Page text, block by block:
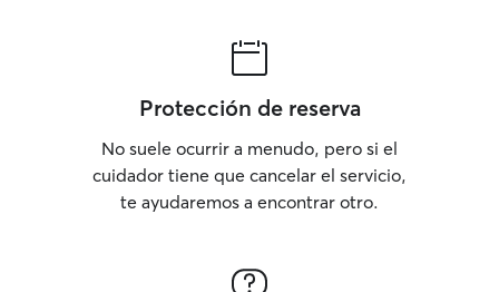
Protección de reserva
No suele ocurrir a menudo, pero si el
cuidador tiene que cancelar el servicio,
te ayudaremos a encontrar otro.